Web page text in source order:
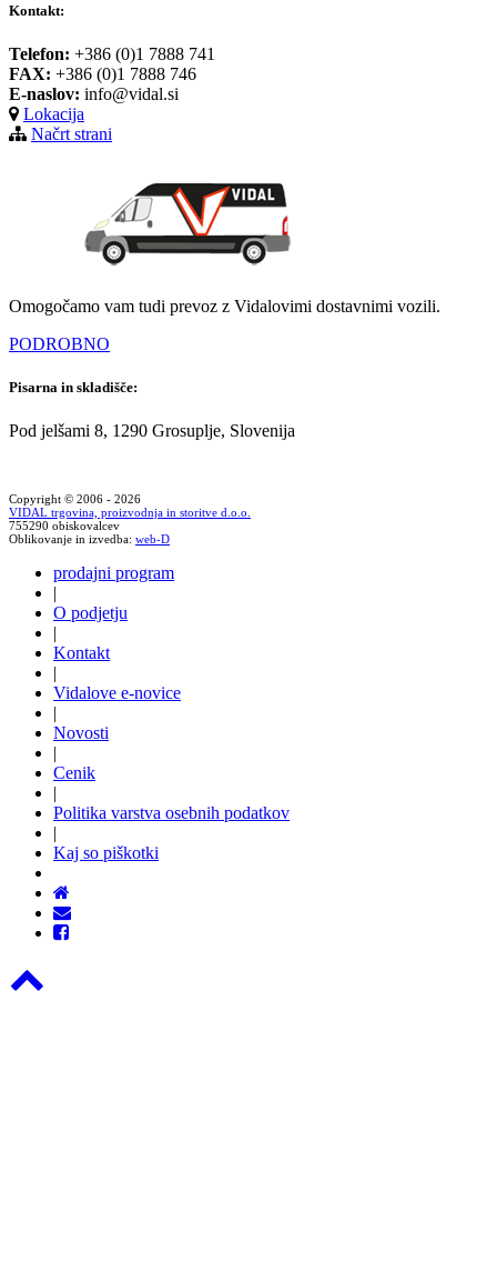
Kontakt:
Telefon: +386 (0)1 7888 741
FAX: +386 (0)1 7888 746
E-naslov: info@vidal.si
Lokacija
Načrt strani
Omogočamo vam tudi prevoz z Vidalovimi dostavnimi vozili.
PODROBNO
Pisarna in skladišče:
Pod jelšami 8, 1290 Grosuplje, Slovenija
Copyright © 2006 - 2026
VIDAL trgovina, proizvodnja in storitve d.o.o.
755290 obiskovalcev
Oblikovanje in izvedba: web-D
prodajni program
|
O podjetju
|
Kontakt
|
Vidalove e-novice
|
Novosti
|
Cenik
|
Politika varstva osebnih podatkov
|
Kaj so piškotki